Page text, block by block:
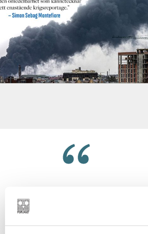
En insiderkälla meddelar lakoniskt:
”Det börjar klockan fyra.”